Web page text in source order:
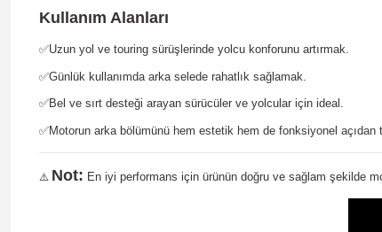
Kullanım Alanları
✅Uzun yol ve touring sürüşlerinde yolcu konforunu artırmak.
✅Günlük kullanımda arka selede rahatlık sağlamak.
✅Bel ve sırt desteği arayan sürücüler ve yolcular için ideal.
✅Motorun arka bölümünü hem estetik hem de fonksiyonel açıdan
⚠️ Not: En iyi performans için ürünün doğru ve sağlam şekilde